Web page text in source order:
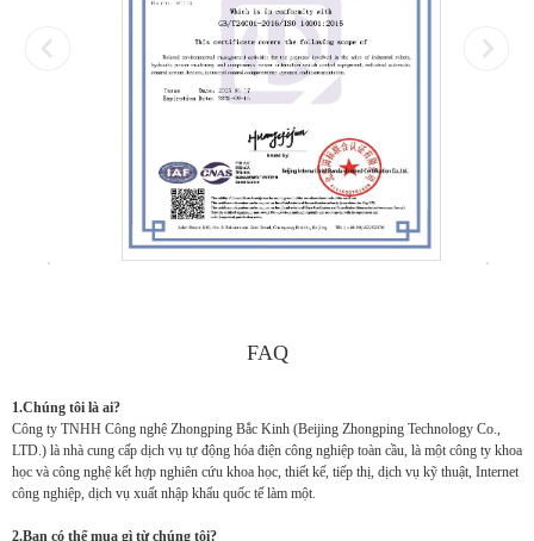
FAQ
1.Chúng tôi là ai?
Công ty TNHH Công nghệ Zhongping Bắc Kinh (Beijing Zhongping Technology Co.,
LTD.) là nhà cung cấp dịch vụ tự động hóa điện công nghiệp toàn cầu, là một công ty khoa
học và công nghệ kết hợp nghiên cứu khoa học, thiết kế, tiếp thị, dịch vụ kỹ thuật, Internet
công nghiệp, dịch vụ xuất nhập khẩu quốc tế làm một.
2.Bạn có thể mua gì từ chúng tôi?